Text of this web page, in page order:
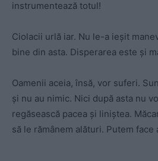
instrumentează totul!
Ciolacii urlă iar. Nu le-a ieșit
bine din asta. Disperarea este și
Oamenii aceia, însă, vor suferi.
și nu au nimic. Nici după asta nu
regăsească pacea și liniștea.
să le rămânem alături. Putem face